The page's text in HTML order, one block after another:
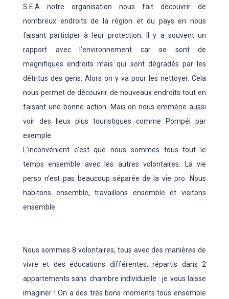
S.E.A notre organisation nous fait découvrir de
nombreux endroits de la région et du pays en nous
faisant participer à leur protection. Il y a souvent un
rapport avec l’environnement car se sont de
magnifiques endroits mais qui sont dégradés par les
détritus des gens. Alors on y va pour les nettoyer. Cela
nous permet de découvrir de nouveaux endroits tout en
faisant une bonne action. Mais on nous emmène aussi
voir des lieux plus touristiques comme Pompéi par
exemple.
L’inconvénient c’est que nous sommes tous tout le
temps ensemble avec les autres volontaires. La vie
perso n’est pas beaucoup séparée de la vie pro. Nous
habitons ensemble, travaillons ensemble et visitons
ensemble.
Nous sommes 8 volontaires, tous avec des manières de
vivre et des éducations différentes, répartis dans 2
appartements sans chambre individuelle : je vous laisse
imaginer ! On a des très bons moments tous ensemble